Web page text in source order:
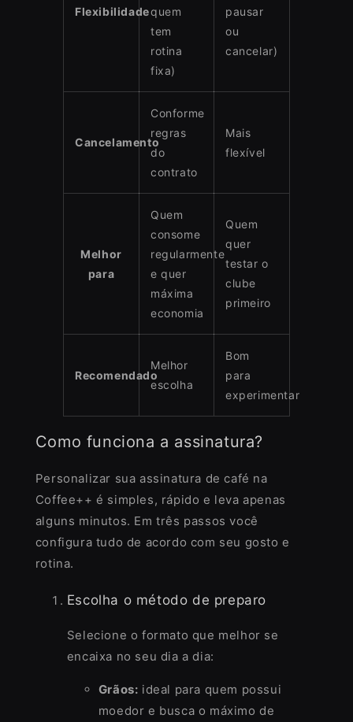
Flexibilidadequem
tem
rotina
fixa)
pausar
ou
cancelar)
Cancelamento
Conforme
regras
do
contrato
Mais
flexível
Melhor
para
Quem
consome
regularmente
e quer
máxima
economia
Quem
quer
testar o
clube
primeiro
Recomendado
Melhor
escolha
Bom
para
experimentar
Como funciona a assinatura?
Personalizar sua assinatura de café na
Coffee++ é simples, rápido e leva apenas
alguns minutos. Em três passos você
configura tudo de acordo com seu gosto e
rotina.
Escolha o método de preparo
Selecione o formato que melhor se
encaixa no seu dia a dia:
Grãos: ideal para quem possui
moedor e busca o máximo de